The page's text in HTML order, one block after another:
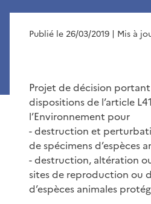
Publié le 26/03/2019 | Mis à
Projet de décision
dispositions de l’article
l’Environnement pour
- destruction et
de spécimens d’espèces
- destruction, altération
sites de reproduction ou
d’espèces animales